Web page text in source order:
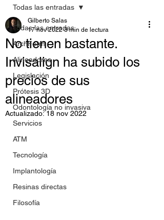
Todas las entradas
ArchForm
Alineadores
Legislación
Prótesis 3D
Odontología no invasiva
Servicios
ATM
Tecnología
Implantología
Resinas directas
Filosofía
Todas las entradas
No tienen bastante.
Invisalign ha subido los
precios de sus
alineadores
Gilberto Salas
17 nov 2022 3 min de lectura
Actualizado:18 nov 2022